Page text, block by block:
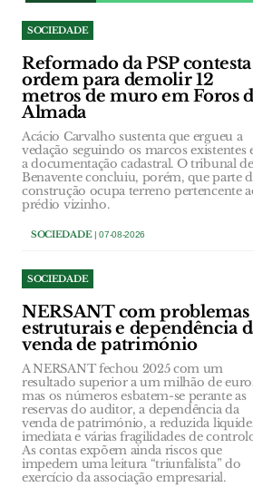
SOCIEDADE
Reformado da PSP contesta
ordem para demolir 12
metros de muro em Foros
Almada
Acácio Carvalho sustenta que ergueu a
vedação seguindo os marcos existentes
a documentação cadastral. O tribunal de
Benavente concluiu, porém, que parte
construção ocupa terreno pertencente
prédio vizinho.
SOCIEDADE| 07-08-2026
SOCIEDADE
NERSANT com problemas
estruturais e dependência
venda de património
A NERSANT fechou 2025 com um
resultado superior a um milhão de
mas os números esbatem-se perante as
reservas do auditor, a dependência da
venda de património, a reduzida
imediata e várias fragilidades de
As contas expõem ainda riscos que
impedem uma leitura “triunfalista” do
exercício da associação empresarial.